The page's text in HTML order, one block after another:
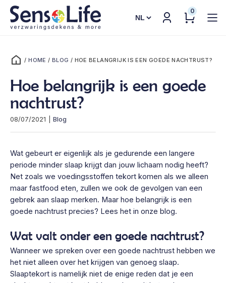
Kies
0
/HOME / BLOG / HOE BELANGRIJK IS EEN GOEDE NACHTRUST?
Hoe belangrijk is een goede
nachtrust?
08/07/2021 Blog
Wat gebeurt er eigenlijk als je gedurende een langere
periode minder slaap krijgt dan jouw lichaam nodig heeft?
Net zoals we voedingsstoffen tekort komen als we alleen
maar fastfood eten, zullen we ook de gevolgen van een
gebrek aan slaap merken. Maar hoe belangrijk is een
goede nachtrust precies? Lees het in onze blog.
Wat valt onder een goede nachtrust?
Wanneer we spreken over een goede nachtrust hebben we
het niet alleen over het krijgen van genoeg slaap.
Slaaptekort is namelijk niet de enige reden dat je een